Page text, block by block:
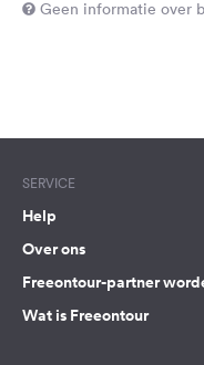
Geen informatie over
SERVICE
Help
Over ons
Freeontour-partner
Wat is Freeontour